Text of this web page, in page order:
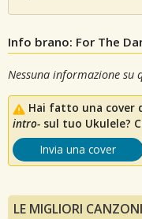
Info brano: For The
Nessuna informazione su
Hai fatto una cover
intro- sul tuo Ukulele?
Invia una cover
LE MIGLIORI